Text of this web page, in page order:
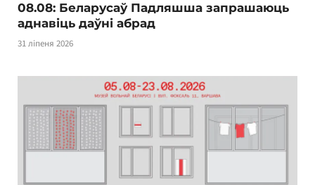
08.08: Беларусаў Падляшша запрашаюць
аднавіць даўні абрад
31 ліпеня 2026